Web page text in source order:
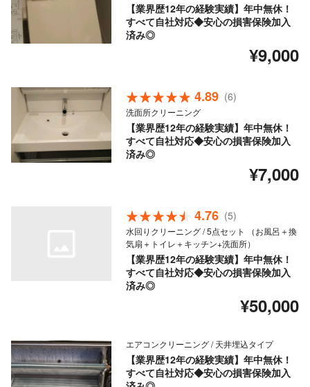
【業界歴12年の経験実績】年中無休！
すべて自社対応◆安心の損害保険加入
済み◎
¥9,000
4.89 (6)
洗面所クリーニング
【業界歴12年の経験実績】年中無休！
すべて自社対応◆安心の損害保険加入
済み◎
¥7,000
4.76 (5)
水回りクリーニング / 5点セット （お風呂＋換
気扇＋トイレ＋キッチン+洗面所）
【業界歴12年の経験実績】年中無休！
すべて自社対応◆安心の損害保険加入
済み◎
¥50,000
エアコンクリーニング / 天井埋込タイプ
【業界歴12年の経験実績】年中無休！
すべて自社対応◆安心の損害保険加入